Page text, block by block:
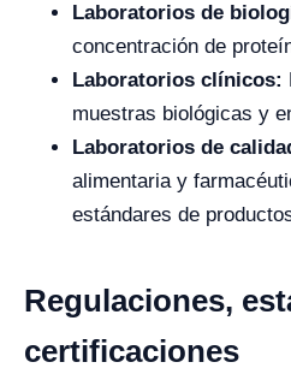
Laboratorios de
concentración de
Laboratorios clínicos:
muestras biológicas y
Laboratorios de
alimentaria y
estándares de
Regulaciones,
certificaciones